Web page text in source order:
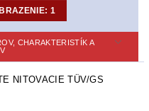
1
CHARAKTERISTÍK A
NITOVACIE TÜV/GS